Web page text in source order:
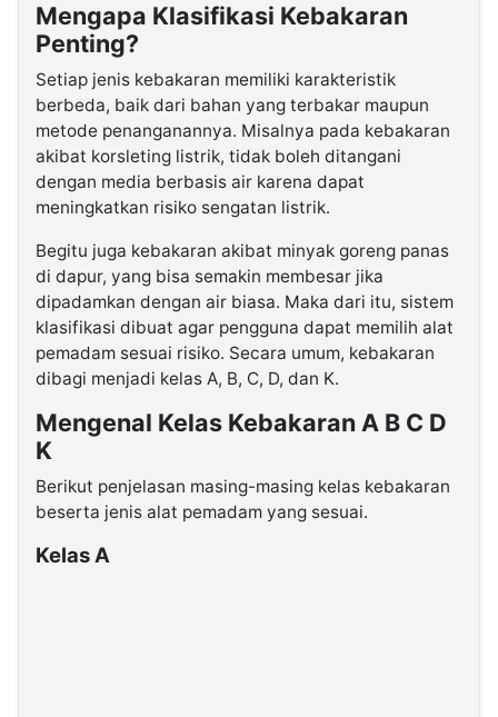
Mengapa Klasifikasi Kebakaran
Penting?
Setiap jenis kebakaran memiliki karakteristik
berbeda, baik dari bahan yang terbakar maupun
metode penanganannya. Misalnya pada kebakaran
akibat korsleting listrik, tidak boleh ditangani
dengan media berbasis air karena dapat
meningkatkan risiko sengatan listrik.
Begitu juga kebakaran akibat minyak goreng panas
di dapur, yang bisa semakin membesar jika
dipadamkan dengan air biasa. Maka dari itu, sistem
klasifikasi dibuat agar pengguna dapat memilih alat
pemadam sesuai risiko. Secara umum, kebakaran
dibagi menjadi kelas A, B, C, D, dan K.
Mengenal Kelas Kebakaran A B C D
K
Berikut penjelasan masing-masing kelas kebakaran
beserta jenis alat pemadam yang sesuai.
Kelas A